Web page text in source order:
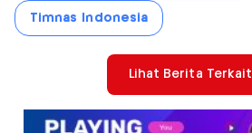
Timnas Indonesia
Lihat Berita Terkait